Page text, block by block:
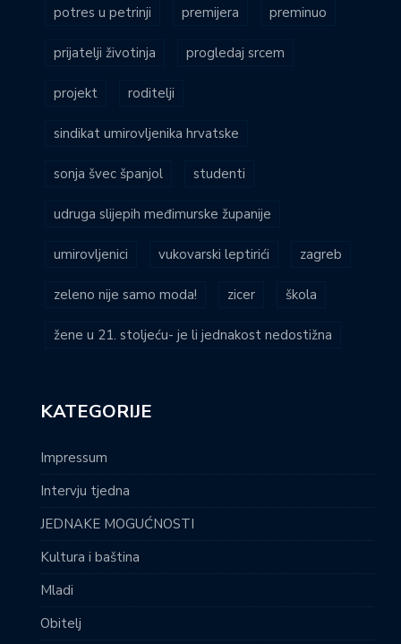
potres u petrinji premijera preminuo
prijatelji životinja progledaj srcem
projekt roditelji
sindikat umirovljenika hrvatske
sonja švec španjol studenti
udruga slijepih međimurske županije
umirovljenici vukovarski leptirići zagreb
zeleno nije samo moda! zicer škola
žene u 21. stoljeću- je li jednakost nedostižna
KATEGORIJE
Impressum
Intervju tjedna
JEDNAKE MOGUĆNOSTI
Kultura i baština
Mladi
Obitelj